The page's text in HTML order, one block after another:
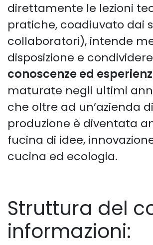
direttamente le lezioni
pratiche, coadiuvato dai
collaboratori), intende
disposizione e
conoscenze ed
maturate negli ultimi
che oltre ad un’azienda di
produzione è diventata
fucina di idee,
cucina ed ecologia.
Struttura del
informazioni: